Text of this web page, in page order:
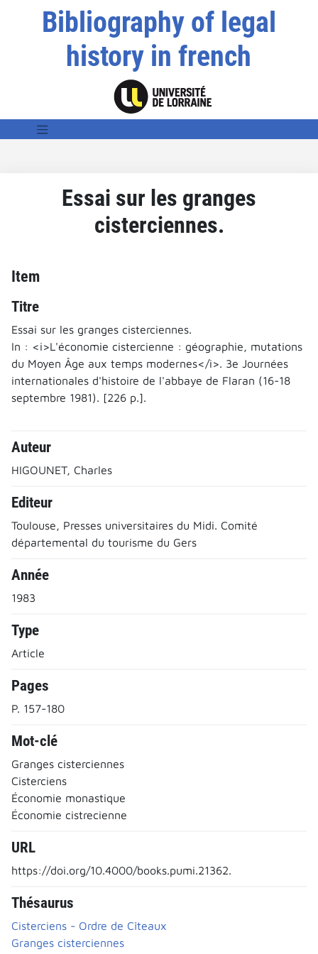
Bibliography of legal
history in french
Essai sur les granges
cisterciennes.
Item
Titre
Essai sur les granges cisterciennes.
In : <i>L'économie cistercienne : géographie, mutations
du Moyen Âge aux temps modernes</i>. 3e Journées
internationales d'histoire de l'abbaye de Flaran (16-18
septembre 1981). [226 p.].
Auteur
HIGOUNET, Charles
Editeur
Toulouse, Presses universitaires du Midi. Comité
départemental du tourisme du Gers
Année
1983
Type
Article
Pages
P. 157-180
Mot-clé
Granges cisterciennes
Cisterciens
Économie monastique
Économie cistrecienne
URL
https://doi.org/10.4000/books.pumi.21362.
Thésaurus
Cisterciens - Ordre de Cîteaux
Granges cisterciennes